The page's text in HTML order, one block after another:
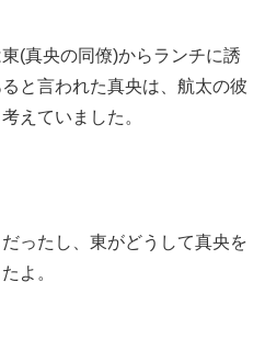
(真央の同僚)からランチに誘
と言われた真央は、航太の彼
えていました。
ったし、東がどうして真央を
よ。